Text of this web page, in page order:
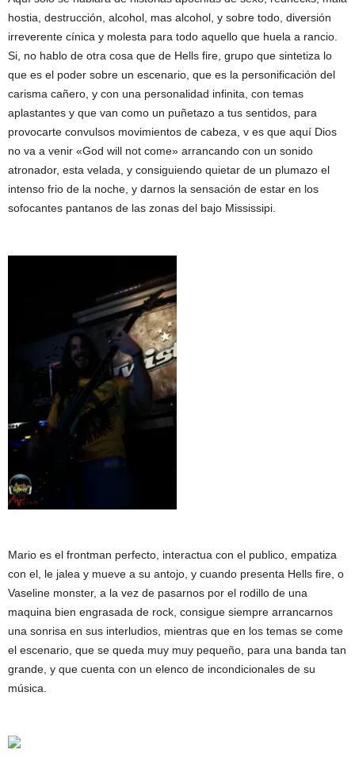
hostia, destrucción, alcohol, mas alcohol, y sobre todo, diversión
irreverente cínica y molesta para todo aquello que huela a rancio.
Si, no hablo de otra cosa que de Hells fire, grupo que sintetiza lo
que es el poder sobre un escenario, que es la personificación del
carisma cañero, y con una personalidad infinita, con temas
aplastantes y que van como un puñetazo a tus sentidos, para
provocarte convulsos movimientos de cabeza, v es que aquí Dios
no va a venir «God will not come» arrancando con un sonido
atronador, esta velada, y consiguiendo quietar de un plumazo el
intenso frio de la noche, y darnos la sensación de estar en los
sofocantes pantanos de las zonas del bajo Mississipi.
Mario es el frontman perfecto, interactua con el publico, empatiza
con el, le jalea y mueve a su antojo, y cuando presenta Hells fire, o
Vaseline monster, a la vez de pasarnos por el rodillo de una
maquina bien engrasada de rock, consigue siempre arrancarnos
una sonrisa en sus interludios, mientras que en los temas se come
el escenario, que se queda muy muy pequeño, para una banda tan
grande, y que cuenta con un elenco de incondicionales de su
música.